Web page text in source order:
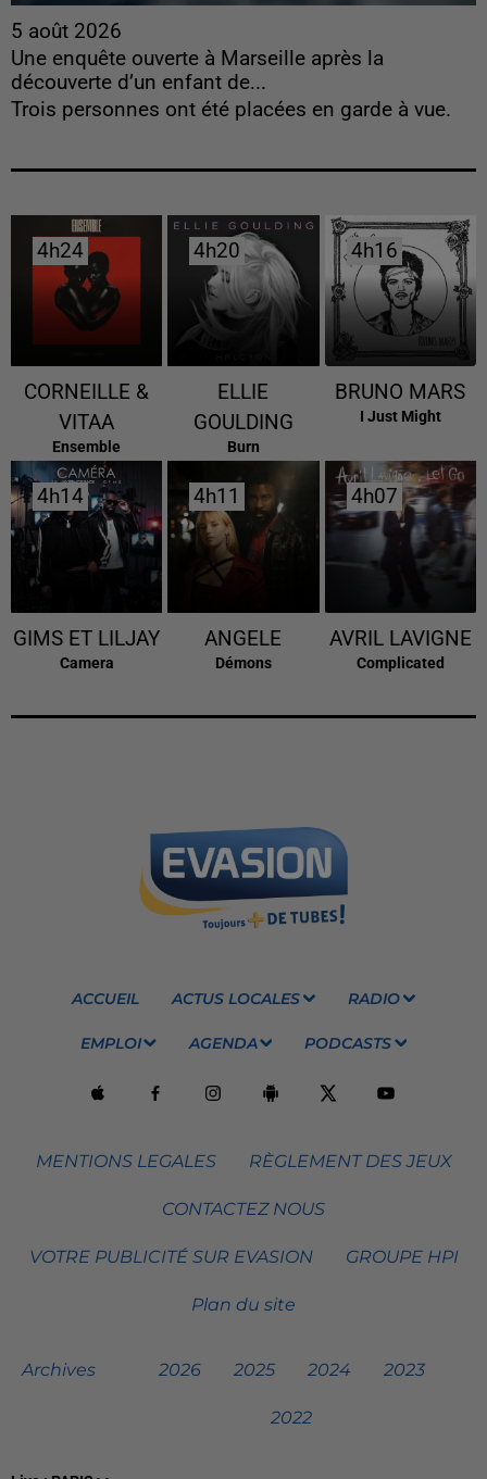
5 août 2026
Une enquête ouverte à Marseille après la
découverte d’un enfant de...
Trois personnes ont été placées en garde à vue.
4h24
4h24
CORNEILLE &
VITAA
Ensemble
4h20
4h20
ELLIE
GOULDING
Burn
4h16
4h16
BRUNO MARS
I Just Might
4h14
4h14
GIMS ET LILJAY
Camera
4h11
4h11
ANGELE
Démons
4h07
4h07
AVRIL LAVIGNE
Complicated
ACCUEIL ACTUS LOCALES RADIO
EMPLOI AGENDA PODCASTS
MENTIONS LEGALES RÈGLEMENT DES JEUX
CONTACTEZ NOUS
VOTRE PUBLICITÉ SUR EVASION GROUPE HPI
Plan du site
Archives 2026 2025 2024 2023
2022